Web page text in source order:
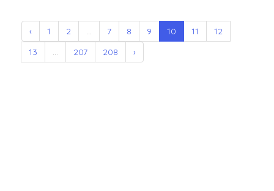
‹ 1 2 ... 7 8 9 10 11
12
13
... 207 208 ›